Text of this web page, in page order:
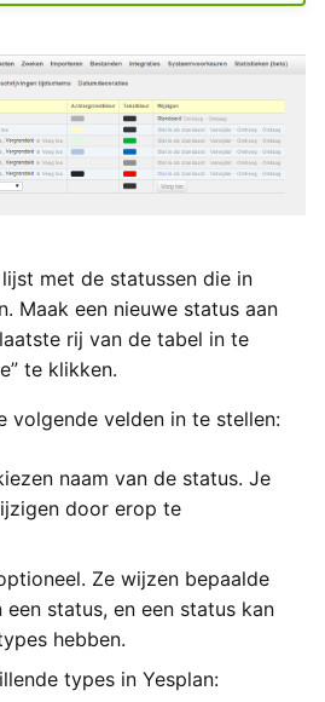
met de statussen die in
Maak een nieuwe status aan
rij van de tabel in te
te klikken.
volgende velden in te stellen:
naam van de status. Je
door erop te
Ze wijzen bepaalde
status, en een status kan
hebben.
types in Yesplan: